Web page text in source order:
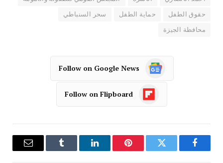
حقوق الطفل حماية الطفل سحر السنباطي
محافظة الجيزة
Follow on Google News
Follow on Flipboard
فيسبوك تويتر بينتيريستلينكدإن Tumblr
البريد